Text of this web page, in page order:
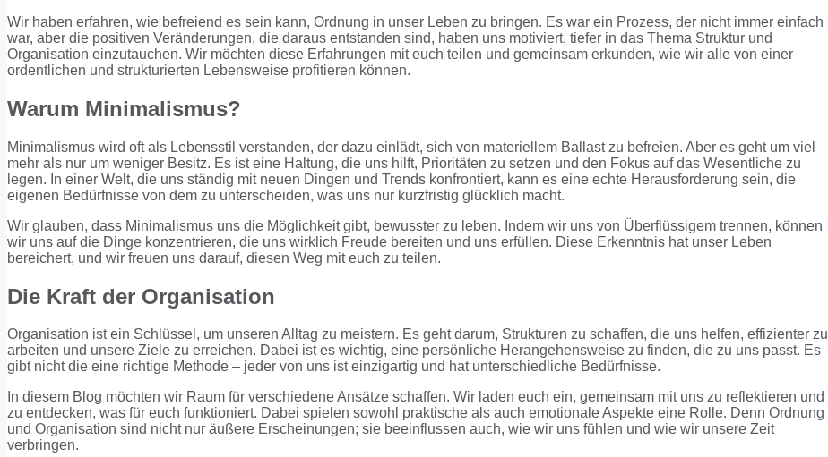
Wir haben erfahren, wie befreiend es sein kann, Ordnung in unser Leben zu bringen. Es war ein Prozess, der nicht immer einfach
war, aber die positiven Veränderungen, die daraus entstanden sind, haben uns motiviert, tiefer in das Thema Struktur und
Organisation einzutauchen. Wir möchten diese Erfahrungen mit euch teilen und gemeinsam erkunden, wie wir alle von einer
ordentlichen und strukturierten Lebensweise profitieren können.
Warum Minimalismus?
Minimalismus wird oft als Lebensstil verstanden, der dazu einlädt, sich von materiellem Ballast zu befreien. Aber es geht um viel
mehr als nur um weniger Besitz. Es ist eine Haltung, die uns hilft, Prioritäten zu setzen und den Fokus auf das Wesentliche zu
legen. In einer Welt, die uns ständig mit neuen Dingen und Trends konfrontiert, kann es eine echte Herausforderung sein, die
eigenen Bedürfnisse von dem zu unterscheiden, was uns nur kurzfristig glücklich macht.
Wir glauben, dass Minimalismus uns die Möglichkeit gibt, bewusster zu leben. Indem wir uns von Überflüssigem trennen, können
wir uns auf die Dinge konzentrieren, die uns wirklich Freude bereiten und uns erfüllen. Diese Erkenntnis hat unser Leben
bereichert, und wir freuen uns darauf, diesen Weg mit euch zu teilen.
Die Kraft der Organisation
Organisation ist ein Schlüssel, um unseren Alltag zu meistern. Es geht darum, Strukturen zu schaffen, die uns helfen, effizienter zu
arbeiten und unsere Ziele zu erreichen. Dabei ist es wichtig, eine persönliche Herangehensweise zu finden, die zu uns passt. Es
gibt nicht die eine richtige Methode – jeder von uns ist einzigartig und hat unterschiedliche Bedürfnisse.
In diesem Blog möchten wir Raum für verschiedene Ansätze schaffen. Wir laden euch ein, gemeinsam mit uns zu reflektieren und
zu entdecken, was für euch funktioniert. Dabei spielen sowohl praktische als auch emotionale Aspekte eine Rolle. Denn Ordnung
und Organisation sind nicht nur äußere Erscheinungen; sie beeinflussen auch, wie wir uns fühlen und wie wir unsere Zeit
verbringen.